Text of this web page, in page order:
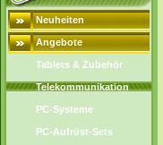
Neuheiten
Angebote
Tablets & Zubehör
Telekommunikation
PC-Systeme
PC-Aufrüst-Sets